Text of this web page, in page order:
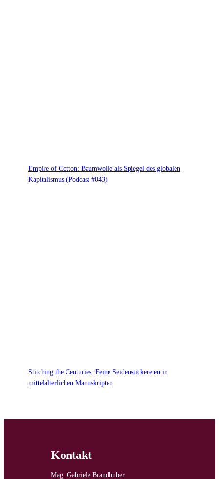
Empire of Cotton: Baumwolle als Spiegel des globalen
Kapitalismus (Podcast #043)
Stitching the Centuries: Feine Seidenstickereien in
mittelalterlichen Manuskripten
Kontakt
Mag. Gabriele Brandhuber